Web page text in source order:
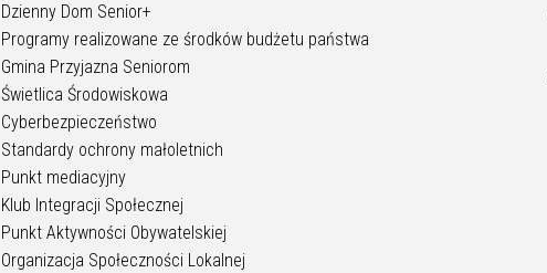
Dzienny Dom Senior+
Programy realizowane ze środków budżetu państwa
Gmina Przyjazna Seniorom
Świetlica Środowiskowa
Cyberbezpieczeństwo
Standardy ochrony małoletnich
Punkt mediacyjny
Klub Integracji Społecznej
Punkt Aktywności Obywatelskiej
Organizacja Społeczności Lokalnej